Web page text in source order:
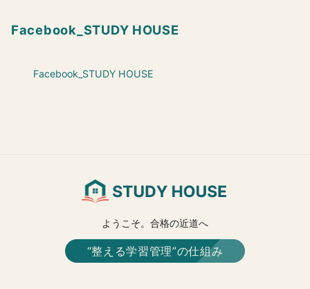
Facebook_STUDY HOUSE
Facebook_STUDY HOUSE
ようこそ。合格の近道へ
“整える学習管理”の仕組み